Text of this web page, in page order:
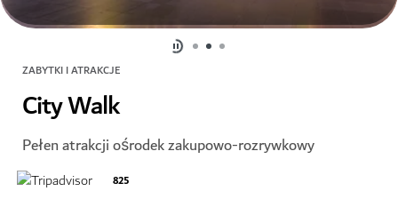
ZABYTKI I ATRAKCJE
City Walk
Pełen atrakcji ośrodek zakupowo-rozrywkowy
825